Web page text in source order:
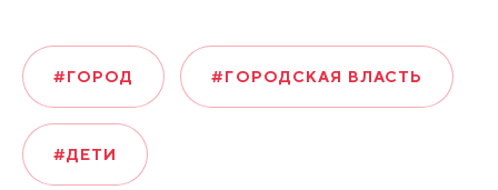
#ГОРОД #ГОРОДСКАЯ ВЛАСТЬ
#ДЕТИ